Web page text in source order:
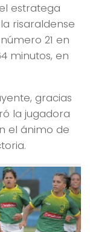
estratega
risaraldense
21 en
minutos, en
gracias
la jugadora
el ánimo de